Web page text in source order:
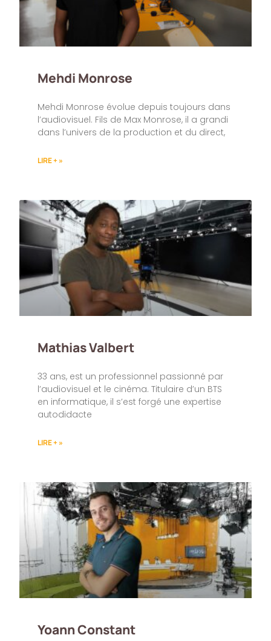
Mehdi Monrose
Mehdi Monrose évolue depuis toujours dans
l’audiovisuel. Fils de Max Monrose, il a grandi
dans l’univers de la production et du direct,
LIRE + »
Mathias Valbert
33 ans, est un professionnel passionné par
l’audiovisuel et le cinéma. Titulaire d’un BTS
en informatique, il s’est forgé une expertise
autodidacte
LIRE + »
Yoann Constant